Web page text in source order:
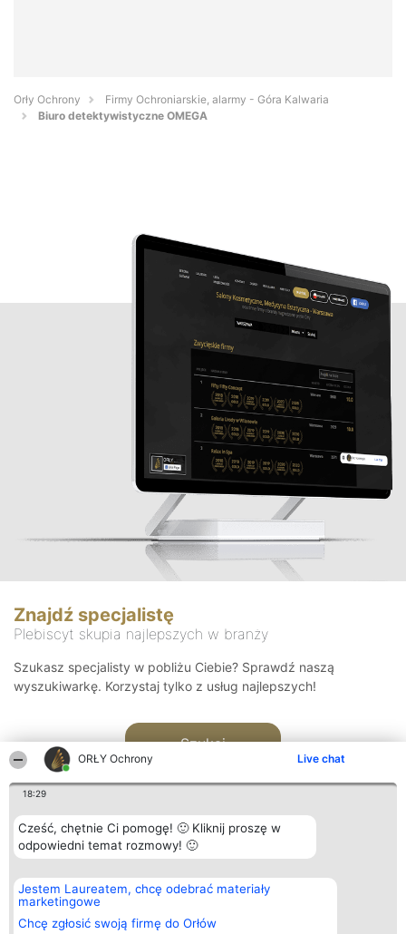
ORŁY Ochrony Live chat
18:29
Cześć, chętnie Ci pomogę! 🙂 Kliknij proszę w
odpowiedni temat rozmowy! 🙂
Jestem Laureatem, chcę odebrać materiały
marketingowe
Chcę zgłosić swoją firmę do Orłów
Orły Ochrony
Firmy Ochroniarskie, alarmy - Góra Kalwaria
Biuro detektywistyczne OMEGA
Znajdź specjalistę
Plebiscyt skupia najlepszych w branży
Szukasz specjalisty w pobliżu Ciebie? Sprawdź naszą
wyszukiwarkę. Korzystaj tylko z usług najlepszych!
Szukaj
Organizator plebiscytu
Bright Side Solutions sp. z o.
o. sp. k.
ul. Ruska 22
Wrocław 50-079
Plebiscyt
Laureaci
wszystkich
Laureatów
Kontakt
Kontakt